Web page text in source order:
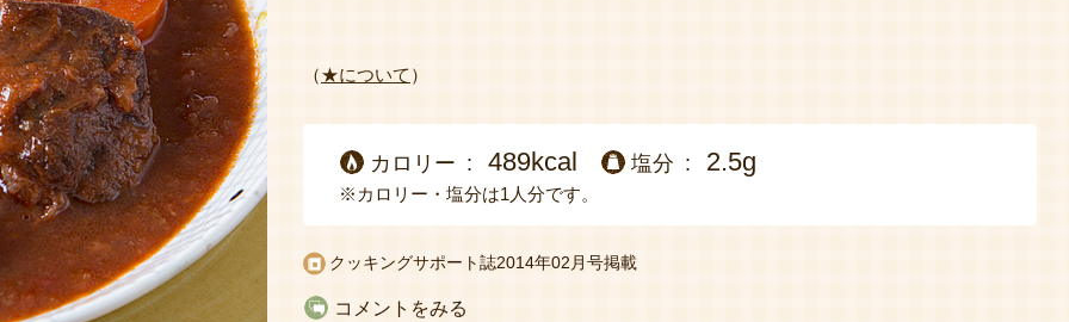
（★について ）
カロリー 489kcal 塩分 2.5g
※カロリー・塩分は1人分です。
クッキングサポート誌2014年02月号掲載
コメントをみる